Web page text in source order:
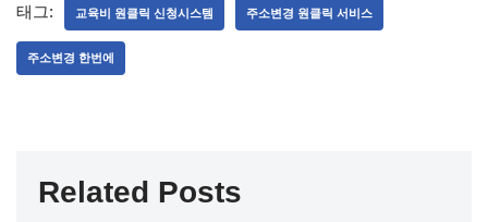
태그: 교육비 원클릭 신청시스템 주소변경 원클릭 서비스
주소변경 한번에
Related Posts